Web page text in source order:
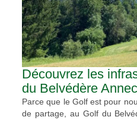
Découvrez les
du Belvédère
Parce que le Golf est pour
de partage, au Golf du